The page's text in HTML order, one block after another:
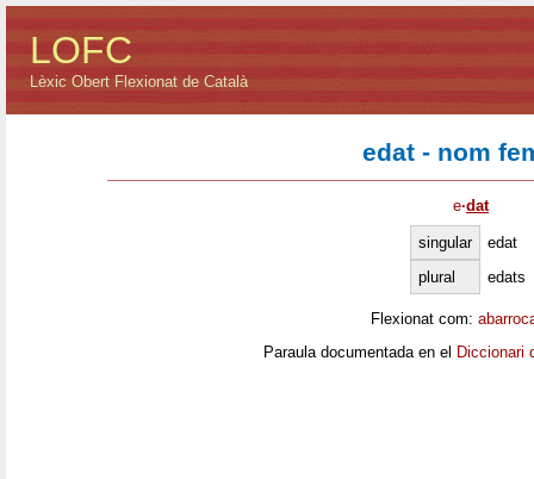
LOFC
Lèxic Obert Flexionat de Català
edat - nom
e·dat
singular
edat
plural
edats
Flexionat com:
Paraula documentada en el Diccionari